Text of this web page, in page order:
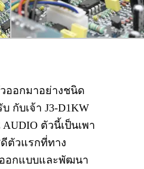
ออกมาอย่างชนิด
กับเจ้า J3-D1KW
ตัวนี้เป็นเพา
ตัวแรกที่ทาง
ออกแบบและพัฒนา